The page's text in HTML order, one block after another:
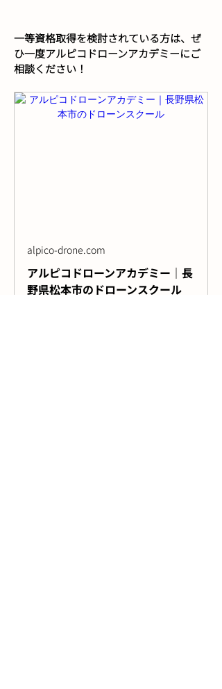
一等資格取得を検討されている方は、ぜ
ひ一度アルピコドローンアカデミーにご
相談ください！
alpico-drone.com
アルピコドローンアカデミー｜長
野県松本市のドローンスクール